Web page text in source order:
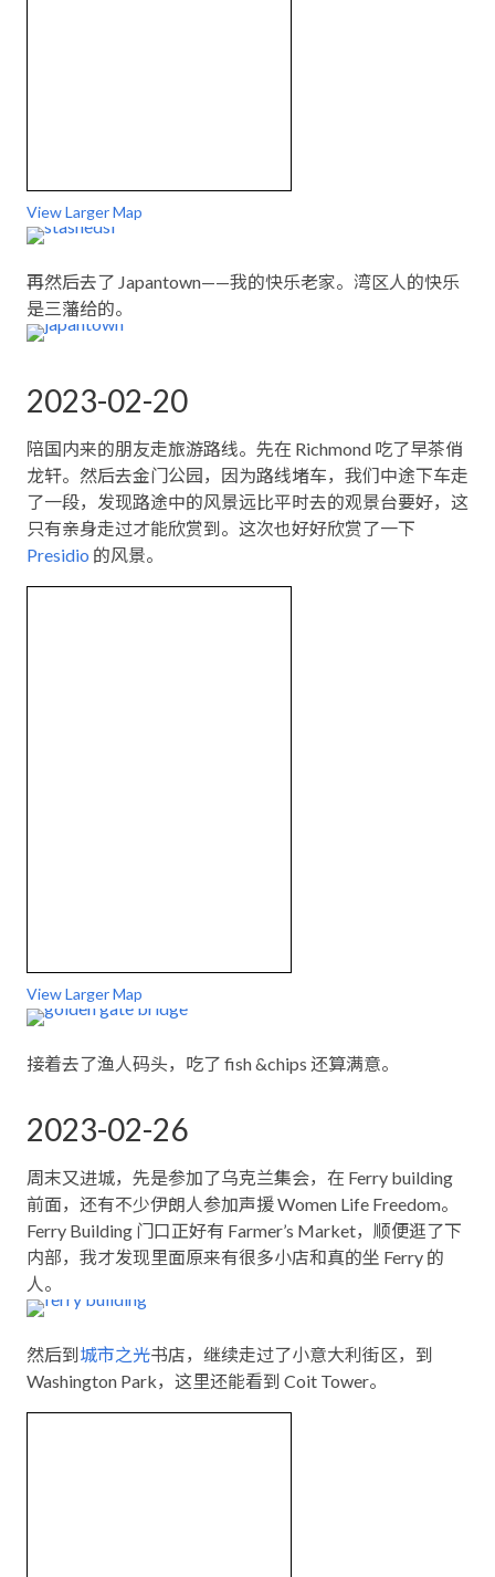
View Larger Map
再然后去了 Japantown——我的快乐老家。湾区人的快乐
是三藩给的。
2023-02-20
陪国内来的朋友走旅游路线。先在 Richmond 吃了早茶俏
龙轩。然后去金门公园，因为路线堵车，我们中途下车走
了一段，发现路途中的风景远比平时去的观景台要好，这
只有亲身走过才能欣赏到。这次也好好欣赏了一下
Presidio 的风景。
View Larger Map
接着去了渔人码头，吃了 fish &chips 还算满意。
2023-02-26
周末又进城，先是参加了乌克兰集会，在 Ferry building
前面，还有不少伊朗人参加声援 Women Life Freedom。
Ferry Building 门口正好有 Farmer’s Market，顺便逛了下
内部，我才发现里面原来有很多小店和真的坐 Ferry 的
人。
然后到城市之光书店，继续走过了小意大利街区，到
Washington Park，这里还能看到 Coit Tower。